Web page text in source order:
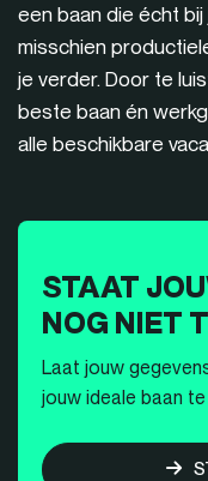
een baan die écht
misschien
je verder. Door te
beste baan én
alle beschikbare
STAAT
NOG NIET
Laat jouw
jouw ideale baan te